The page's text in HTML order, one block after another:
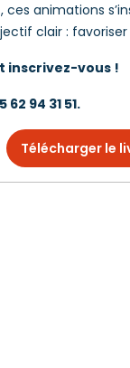
ces animations
clair :
inscrivez-vous !
94 31 51.
Télécharger le